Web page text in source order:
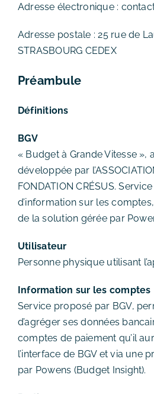
Adresse électronique :
Adresse postale : 25 rue de
STRASBOURG CEDEX
Préambule
Définitions
BGV
« Budget à Grande Vitesse »,
développée par
FONDATION CRÉSUS.
d’information sur les
de la solution gérée par
Utilisateur
Personne physique utilisant
Information sur les comptes
Service proposé par BGV,
d’agréger ses données
comptes de paiement qu’il
l’interface de BGV et via une
par Powens (Budget Insight).